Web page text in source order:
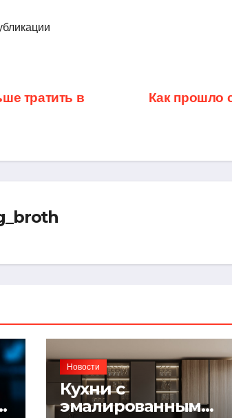
Как прошло
тратить в
Новости
Кухни с
эмалированными